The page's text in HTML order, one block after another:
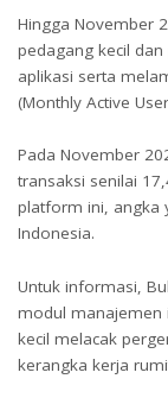
Hingga November
pedagang kecil
aplikasi serta
(Monthly Active
Pada November
transaksi senilai
platform ini, angka
Indonesia.
Untuk informasi,
modul manajemen
kecil melacak
kerangka kerja